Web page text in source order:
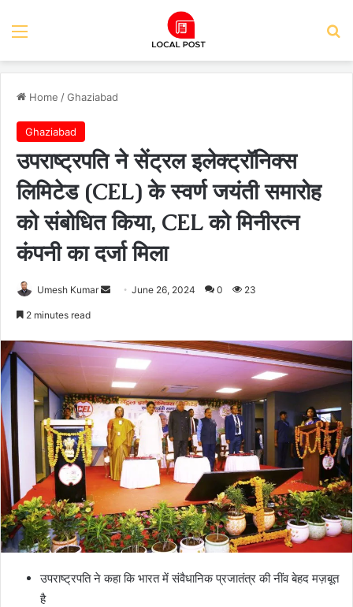
Menu
Home /Ghaziabad
Ghaziabad
उपराष्ट्रपति ने सेंट्रल इलेक्ट्रॉनिक्स
लिमिटेड (CEL) के स्वर्ण जयंती समारोह
को संबोधित किया, CEL को मिनीरत्न
कंपनी का दर्जा मिला
Umesh Kumar
SendJune 26, 2024 0 23
2 minutes read
उपराष्ट्रपति ने कहा कि भारत में संवैधानिक प्रजातंत्र की नींव बेहद मज़बूत
है